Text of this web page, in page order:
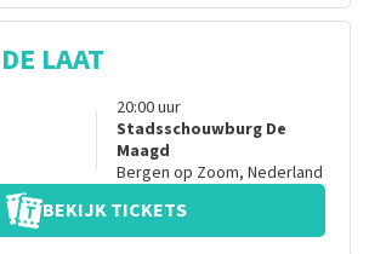
LAAT
20:00uur
Stadsschouwburg De
Maagd
Bergen op Zoom, Nederland
BEKIJK TICKETS